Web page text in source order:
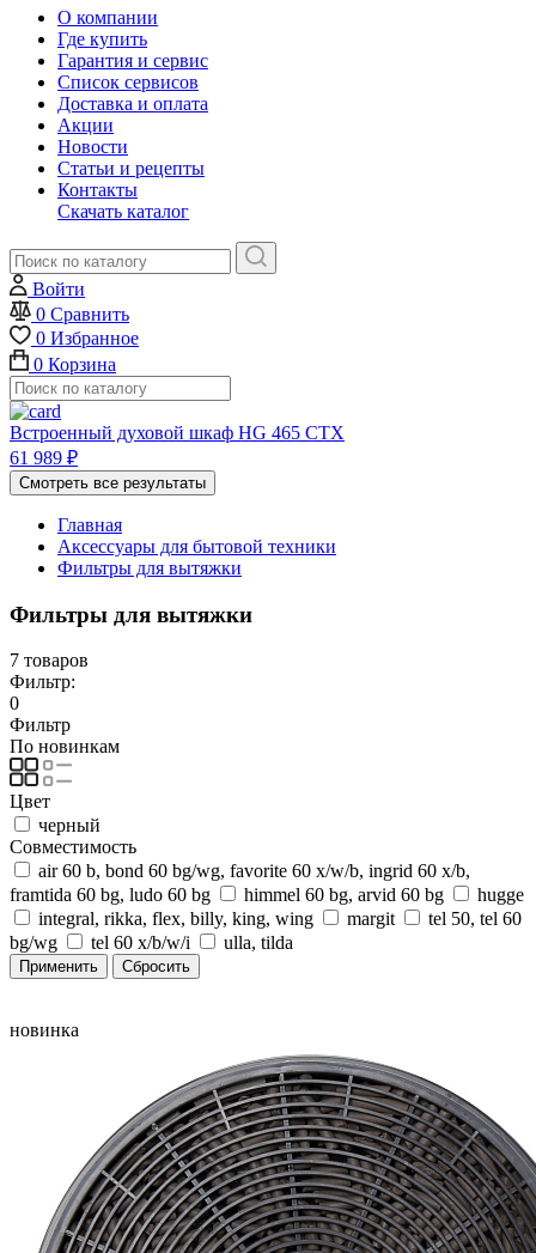
О компании
Где купить
Гарантия и сервис
Список сервисов
Доставка и оплата
Акции
Новости
Статьи и рецепты
Контакты
Скачать каталог
Войти
0 Сравнить
0 Избранное
0 Корзина
Встроенный духовой шкаф HG 465 CTX
61 989 ₽
Смотреть все результаты
Главная
Аксессуары для бытовой техники
Фильтры для вытяжки
Фильтры для вытяжки
7 товаров
Фильтр:
0
Фильтр
По новинкам
Цвет
черный
Совместимость
air 60 b, bond 60 bg/wg, favorite 60 x/w/b, ingrid 60 x/b,
framtida 60 bg, ludo 60 bg
himmel 60 bg, arvid 60 bg
hugge
integral, rikka, flex, billy, king, wing
margit
tel 50, tel 60
bg/wg
tel 60 x/b/w/i ulla, tilda
новинка